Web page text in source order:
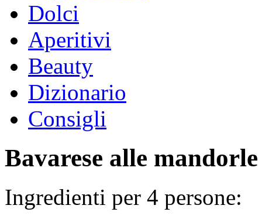
Dolci
Aperitivi
Beauty
Dizionario
Consigli
Bavarese alle mandorle
Ingredienti per 4 persone: